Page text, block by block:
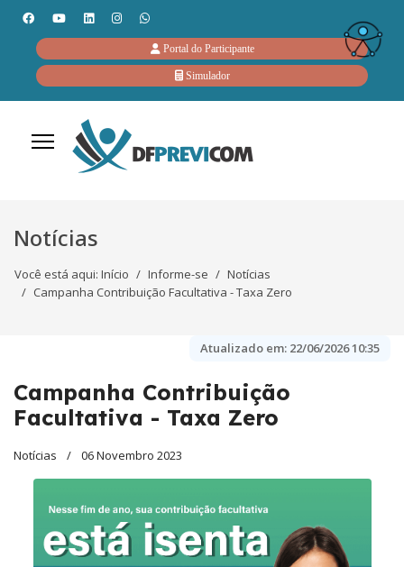
Portal do Participante
Simulador
Notícias
Você está aqui: Início Informe-se
Notícias
Campanha Contribuição Facultativa - Taxa Zero
Atualizado em: 22/06/2026 10:35
Campanha Contribuição
Facultativa - Taxa Zero
Notícias 06 Novembro 2023